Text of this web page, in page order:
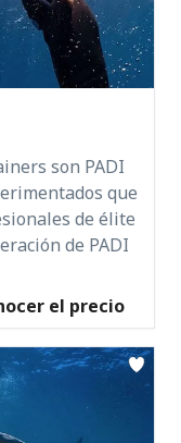
son PADI
que
de élite
de PADI
el precio